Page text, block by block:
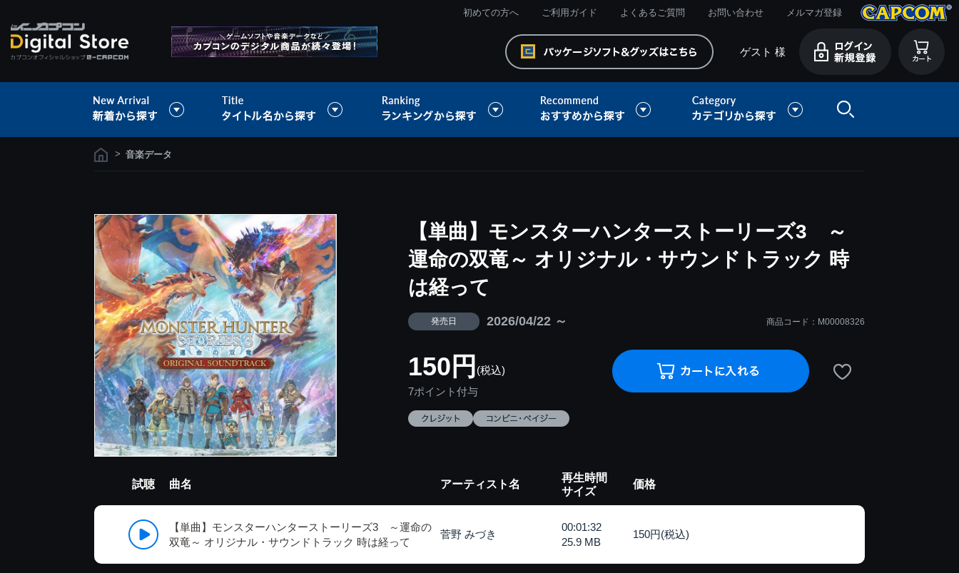
初めての方へ ご利用ガイド よくあるご質問 お問い合わせ メルマガ登録
ゲスト 様
> 音楽データ
【単曲】モンスターハンターストーリーズ3 ～
運命の双竜～ オリジナル・サウンドトラック 時
は経って
発売日 2026/04/22 ～ 商品コード：M00008326
150円 (税込)
7ポイント付与
試聴 曲名 アーティスト名
再生時間
サイズ
価格
【単曲】モンスターハンターストーリーズ3 ～運命の
双竜～ オリジナル・サウンドトラック 時は経って
菅野 みづき
00:01:32
25.9 MB
150円(税込)